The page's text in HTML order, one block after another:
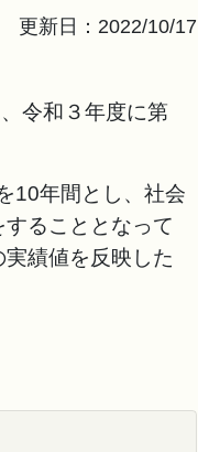
更新日：2022/10/17
令和３年度に第
10年間とし、社会
ることとなって
績値を反映した